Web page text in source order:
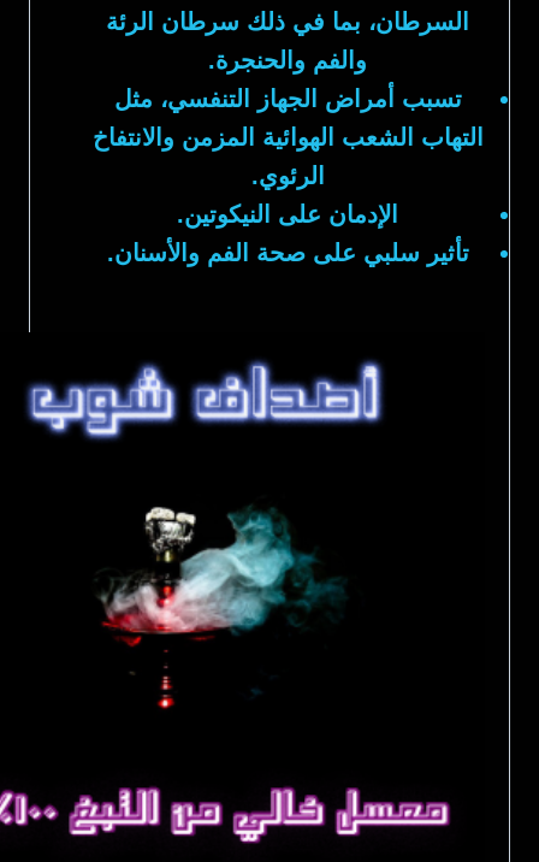
السرطان، بما في ذلك سرطان الرئة
والفم والحنجرة.
تسبب أمراض الجهاز التنفسي، مثل
التهاب الشعب الهوائية المزمن والانتفاخ
الرئوي.
الإدمان على النيكوتين.
تأثير سلبي على صحة الفم والأسنان.